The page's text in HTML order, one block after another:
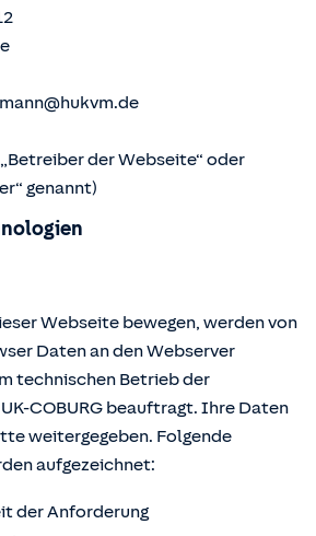
der Webseite“ oder
genannt)
Webseite bewegen, werden von
Daten an den Webserver
technischen Betrieb der
COBURG beauftragt. Ihre Daten
weitergegeben. Folgende
aufgezeichnet:
der Anforderung